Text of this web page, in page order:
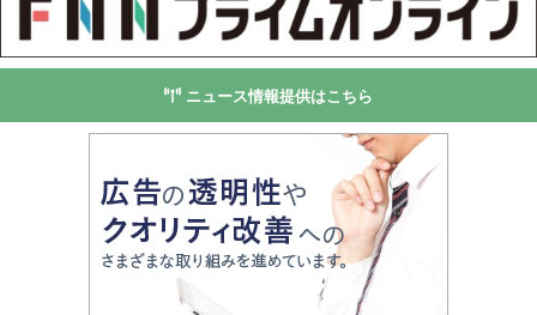
ニュース情報提供はこちら